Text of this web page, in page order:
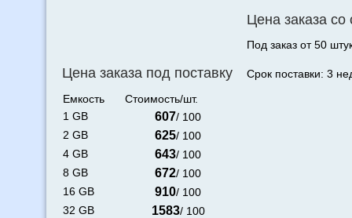
Цена заказа под поставку
Емкость
Стоимость/шт.
1 GB
607/ 100
2 GB
625/ 100
4 GB
643/ 100
8 GB
672/ 100
16 GB
910/ 100
32 GB
1583/ 100
Цена заказа со
Под заказ от 50
Срок поставки: 3